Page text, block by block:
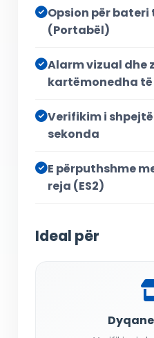
Opsion për
(Portabël)
Alarm vizual dhe
kartëmonedha
Verifikim i shpejtë
sekonda
E përputhshme
reja (ES2)
Ideal për